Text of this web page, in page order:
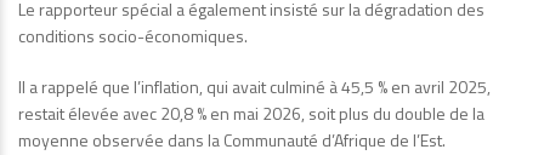
Le rapporteur spécial a également insisté sur la dégradation des
conditions socio-économiques.
Il a rappelé que l’inflation, qui avait culminé à 45,5 % en avril 2025,
restait élevée avec 20,8 % en mai 2026, soit plus du double de la
moyenne observée dans la Communauté d’Afrique de l’Est.